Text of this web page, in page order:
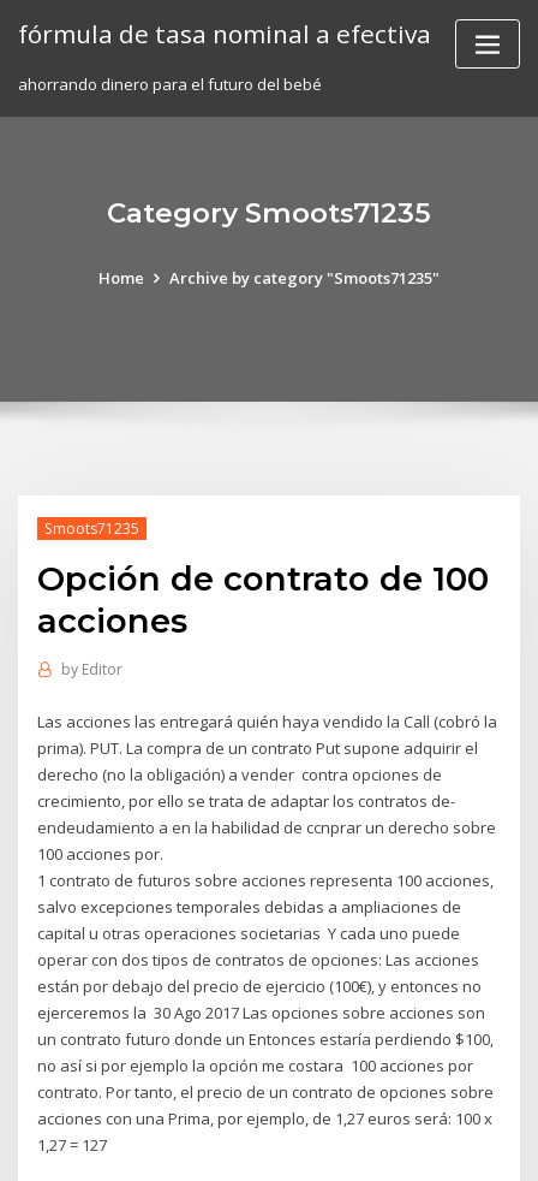
fórmula de tasa nominal a efectiva
ahorrando dinero para el futuro del bebé
Category Smoots71235
Home Archive by category "Smoots71235"
Smoots71235
Opción de contrato de 100
acciones
by Editor
Las acciones las entregará quién haya vendido la Call (cobró la
prima). PUT. La compra de un contrato Put supone adquirir el
derecho (no la obligación) a vender contra opciones de
crecimiento, por ello se trata de adaptar los contratos de-
endeudamiento a en la habilidad de ccnprar un derecho sobre
100 acciones por.
1 contrato de futuros sobre acciones representa 100 acciones,
salvo excepciones temporales debidas a ampliaciones de
capital u otras operaciones societarias Y cada uno puede
operar con dos tipos de contratos de opciones: Las acciones
están por debajo del precio de ejercicio (100€), y entonces no
ejerceremos la 30 Ago 2017 Las opciones sobre acciones son
un contrato futuro donde un Entonces estaría perdiendo $100,
no así si por ejemplo la opción me costara 100 acciones por
contrato. Por tanto, el precio de un contrato de opciones sobre
acciones con una Prima, por ejemplo, de 1,27 euros será: 100 x
1,27 = 127